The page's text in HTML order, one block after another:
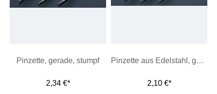
Pinzette, gerade, stumpf
2,34 €*
Pinzette aus Edelstahl, gerade, spitz
2,10 €*